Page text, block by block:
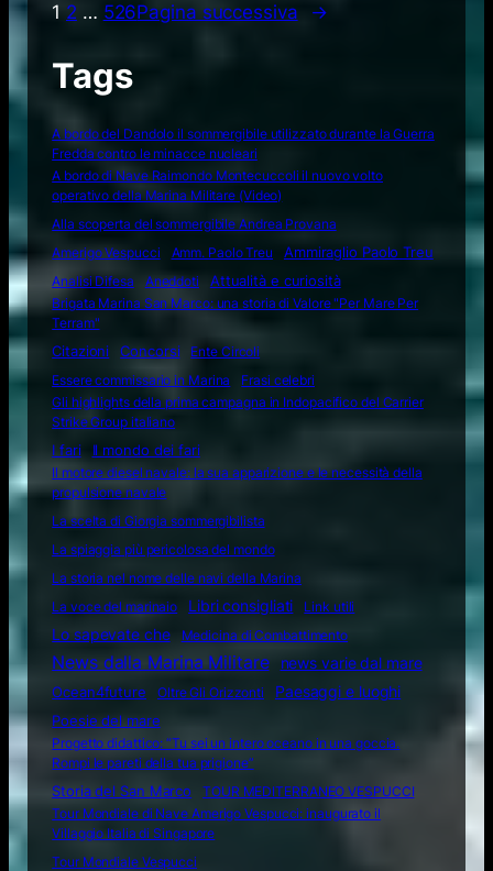
1 2 … 526Pagina successiva →
Tags
A bordo del Dandolo il sommergibile utilizzato durante la Guerra
Fredda contro le minacce nucleari
A bordo di Nave Raimondo Montecuccoli il nuovo volto
operativo della Marina Militare (Video)
Alla scoperta del sommergibile Andrea Provana
Amerigo Vespucci
Amm. Paolo Treu
Ammiraglio Paolo Treu
Analisi Difesa
Aneddoti Attualità e curiosità
Brigata Marina San Marco: una storia di Valore "Per Mare Per
Terram"
Citazioni
Concorsi
Ente Circoli
Essere commissario in Marina
Frasi celebri
Gli highlights della prima campagna in Indopacifico del Carrier
Strike Group italiano
I fari
Il mondo dei fari
Il motore diesel navale: la sua apparizione e le necessità della
propulsione navale
La scelta di Giorgia sommergibilista
La spiaggia più pericolosa del mondo
La storia nel nome delle navi della Marina
La voce del marinaio
Libri consigliati Link utili
Lo sapevate che Medicina di Combattimento
News dalla Marina Militare
news varie dal mare
Ocean4future
Oltre Gli Orizzonti
Paesaggi e luoghi
Poesie del mare
Progetto didattico: “Tu sei un intero oceano in una goccia.
Rompi le pareti della tua prigione”
Storia del San Marco
TOUR MEDITERRANEO VESPUCCI
Tour Mondiale di Nave Amerigo Vespucci: inaugurato il
Villaggio Italia di Singapore
Tour Mondiale Vespucci